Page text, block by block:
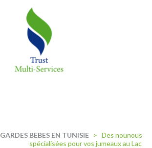
GARDES BEBES EN TUNISIE > Des nounous
spécialisées pour vos jumeaux au Lac